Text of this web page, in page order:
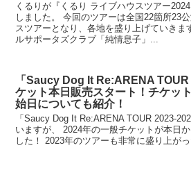
くるりが『くるり ライブハウスツアー
しました。 今回のツアーは全国22箇所23
スツアーとなり、各地を盛り上げていきま
ルサポータズクラブ「純情息子」...
「Saucy Dog It Re:ARENA
ケット本日販売スタート！チケッ
始日についても紹介！
「Saucy Dog It Re:ARENA TOUR 2023-
いますが、 2024年の一般チケットが本日
した！ 2023年のツアーも非常に盛り上が